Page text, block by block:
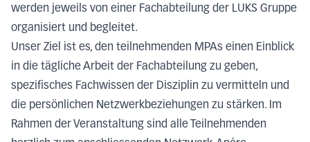
werden jeweils von einer Fachabteilung der LUKS Gruppe
organisiert und begleitet.
Unser Ziel ist es, den teilnehmenden MPAs einen Einblick
in die tägliche Arbeit der Fachabteilung zu geben,
spezifisches Fachwissen der Disziplin zu vermitteln und
die persönlichen Netzwerkbeziehungen zu stärken. Im
Rahmen der Veranstaltung sind alle Teilnehmenden